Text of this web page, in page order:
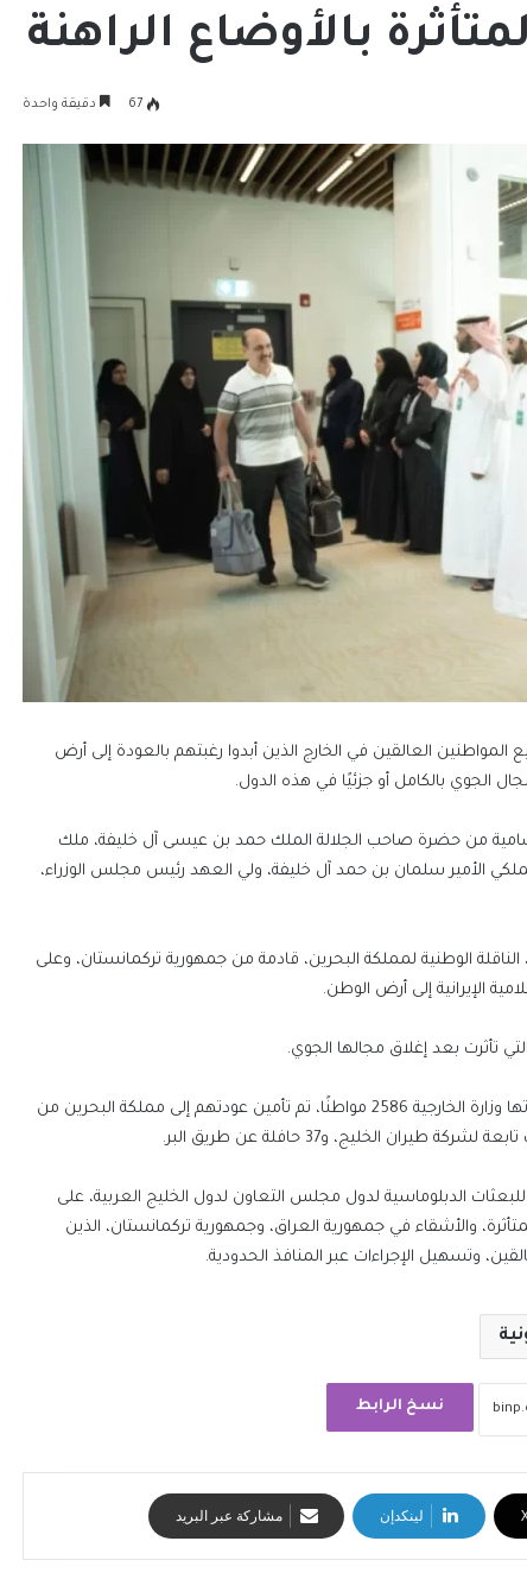
بالأوضاع الراهنة
67 دقيقة واحدة
العالقين في الخارج الذين أبدوا رغبتهم بالعودة إلى أرض
الجوي بالكامل أو جزئيًا في هذه الدول.
من حضرة صاحب الجلالة الملك حمد بن عيسى آل خليفة، ملك
الأمير سلمان بن حمد آل خليفة، ولي العهد رئيس مجلس الوزراء،
الوطنية لمملكة البحرين، قادمة من جمهورية تركمانستان، وعلى
وشملت عمليات تسهيل عودة المواطنين من الخارج التي نفذتها وزارة الخارجية 2586 مواطنًا، تم تأمين عودتهم إلى مملكة البحرين من
الدبلوماسية لدول مجلس التعاون لدول الخليج العربية، على
والأشقاء في جمهورية العراق، وجمهورية تركمانستان، الذين
وتسهيل الإجراءات عبر المنافذ الحدودية.
نسخ الرابط
لينكدإن مشاركة عبر البريد